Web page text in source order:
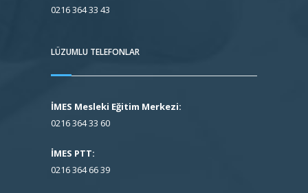
0216 364 33 43
LÜZUMLU TELEFONLAR
İMES Mesleki Eğitim Merkezi:
0216 364 33 60
İMES PTT:
0216 364 66 39